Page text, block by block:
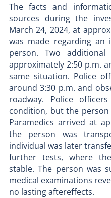
The facts and
sources during the
March 24, 2024, at
was made regarding an
person. Two
approximately 2:50 p.m.
same situation. Police
around 3:30 p.m. and
roadway. Police
condition, but the
Paramedics arrived at
the person was
individual was later
further tests, where
stable. The person was
medical examinations
no lasting aftereffects.